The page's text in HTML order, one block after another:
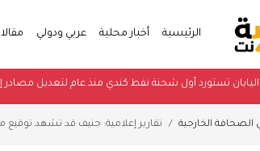
الرئيسية أخبار محلية عربي ودولي
اليابان تستورد أول شحنة نفط كندي منذ عام
الصحافة الخارجية تقارير إعلامية: جنيف قد تشهد توقيع